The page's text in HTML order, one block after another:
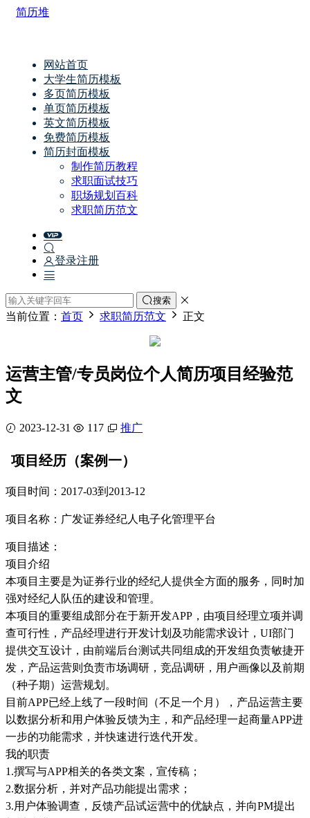
简历堆
网站首页
大学生简历模板
多页简历模板
单页简历模板
英文简历模板
免费简历模板
简历封面模板
制作简历教程
求职面试技巧
职场规划百科
求职简历范文
登录注册
搜索
当前位置： 首页 求职简历范文 正文
运营主管/专员岗位个人简历项目经验范
文
2023-12-31 117 推广
项目经历（案例一）
项目时间：2017-03到2013-12
项目名称：广发证券经纪人电子化管理平台
项目描述：
项目介绍
本项目主要是为证券行业的经纪人提供全方面的服务，同时加
强对经纪人队伍的建设和管理。
本项目的重要组成部分在于新开发APP，由项目经理立项并调
查可行性，产品经理进行开发计划及功能需求设计，UI部门
提供交互设计，由前端后台测试共同组成的开发组负责敏捷开
发，产品运营则负责市场调研，竞品调研，用户画像以及前期
（种子期）运营规划。
目前APP已经上线了一段时间（不足一个月），产品运营主要
以数据分析和用户体验反馈为主，和产品经理一起商量APP进
一步的功能需求，并快速进行迭代开发。
我的职责
1.撰写与APP相关的各类文案，宣传稿；
2.数据分析，并对产品功能提出需求；
3.用户体验调查，反馈产品试运营中的优缺点，并向PM提出